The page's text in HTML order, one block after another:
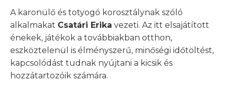
A karonülő és totyogó korosztálynak szóló
alkalmakat Csatári Erika vezeti. Az itt elsajátított
énekek, játékok a továbbiakban otthon,
eszköztelenül is élményszerű, minőségi időtöltést,
kapcsolódást tudnak nyújtani a kicsik és
hozzátartozóik számára.